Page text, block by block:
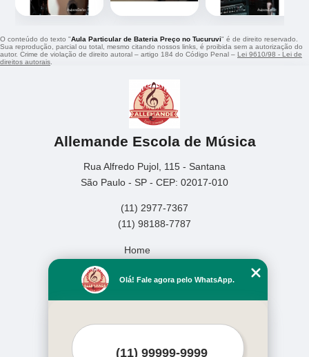
O conteúdo do texto "Aula Particular de Bateria Preço no Tucuruvi" é de direito reservado.
Sua reprodução, parcial ou total, mesmo citando nossos links, é proibida sem a autorização do
autor. Crime de violação de direito autoral – artigo 184 do Código Penal – Lei 9610/98 - Lei de
direitos autorais
Allemande Escola de Música
Rua Alfredo Pujol, 115 - Santana
São Paulo - SP - CEP: 02017-010
(11) 2977-7367
(11) 98188-7787
Home
Missão
Olá! Fale agora pelo WhatsApp.